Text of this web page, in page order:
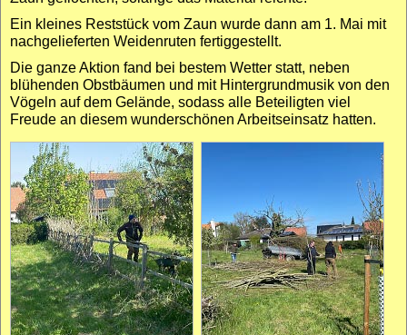
Ein kleines Rest­stück vom Zaun wurde dann am 1. Mai mit
nach­gelieferten Weiden­ruten fertig­gestellt.
Die ganze Aktion fand bei bestem Wetter statt, neben
blühenden Obst­bäumen und mit Hinter­grund­musik von den
Vögeln auf dem Gelände, sodass alle Beteiligten viel
Freude an diesem wunder­schönen Arbeits­einsatz hatten.